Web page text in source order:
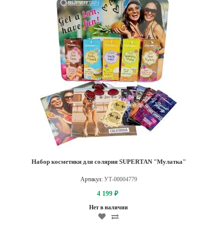
Набор косметики для солярия SUPERTAN "Мулатка"
Артикул: УТ-00004779
4 199 ₽
Нет в наличии